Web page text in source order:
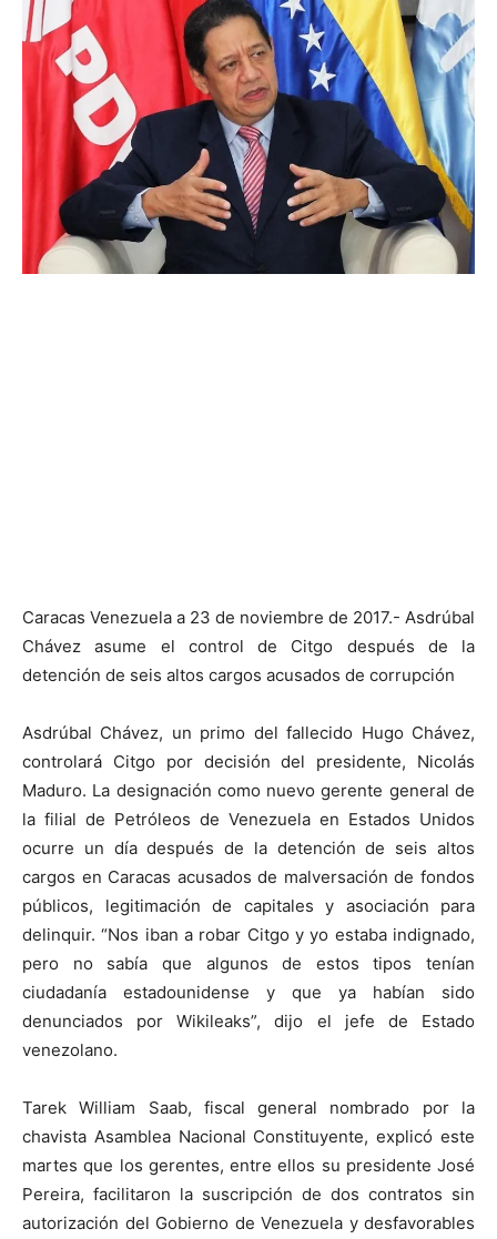
Caracas Venezuela a 23 de noviembre de 2017.- Asdrúbal
Chávez asume el control de Citgo después de la
detención de seis altos cargos acusados de corrupción
Asdrúbal Chávez, un primo del fallecido Hugo Chávez,
controlará Citgo por decisión del presidente, Nicolás
Maduro. La designación como nuevo gerente general de
la filial de Petróleos de Venezuela en Estados Unidos
ocurre un día después de la detención de seis altos
cargos en Caracas acusados de malversación de fondos
públicos, legitimación de capitales y asociación para
delinquir. “Nos iban a robar Citgo y yo estaba indignado,
pero no sabía que algunos de estos tipos tenían
ciudadanía estadounidense y que ya habían sido
denunciados por Wikileaks”, dijo el jefe de Estado
venezolano.
Tarek William Saab, fiscal general nombrado por la
chavista Asamblea Nacional Constituyente, explicó este
martes que los gerentes, entre ellos su presidente José
Pereira, facilitaron la suscripción de dos contratos sin
autorización del Gobierno de Venezuela y desfavorables